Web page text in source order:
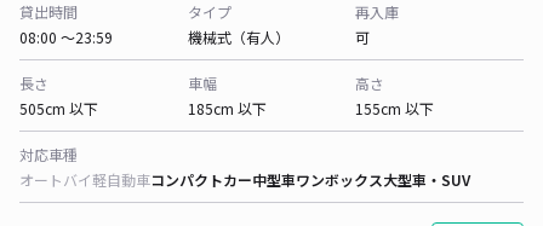
貸出時間
08:00 〜23:59
タイプ
機械式（有人）
再入庫
可
長さ
505cm 以下
車幅
185cm 以下
高さ
155cm 以下
対応車種
オートバイ軽自動車コンパクトカー中型車ワンボックス大型車・SUV